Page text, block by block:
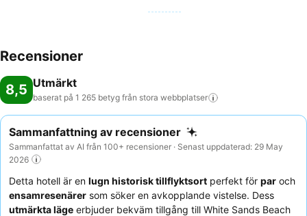
Recensioner
8,5 Utmärkt
baserat på 1 265 betyg från stora webbplatser
Sammanfattning av recensioner
Sammanfattat av AI från 100+ recensioner · Senast uppdaterad: 29 May
2026
Detta hotell är en lugn historisk tillflyktsort perfekt för par och
ensamresenärer som söker en avkopplande vistelse. Dess
utmärkta läge erbjuder bekväm tillgång till White Sands Beach